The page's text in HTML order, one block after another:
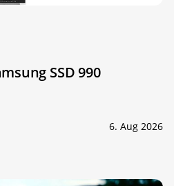
SSD 990
6. Aug 2026